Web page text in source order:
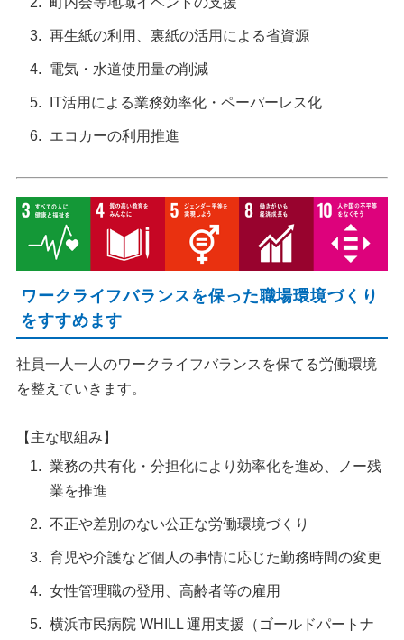
再生紙の利用、裏紙の活用による省資源
電気・水道使用量の削減
IT活用による業務効率化・ペーパーレス化
エコカーの利用推進
ワークライフバランスを保った職場環境づくり
をすすめます
社員一人一人のワークライフバランスを保てる労働環境
を整えていきます。
【主な取組み】
業務の共有化・分担化により効率化を進め、ノー残
業を推進
不正や差別のない公正な労働環境づくり
育児や介護など個人の事情に応じた勤務時間の変更
女性管理職の登用、高齢者等の雇用
横浜市民病院 WHILL 運用支援（ゴールドパートナ